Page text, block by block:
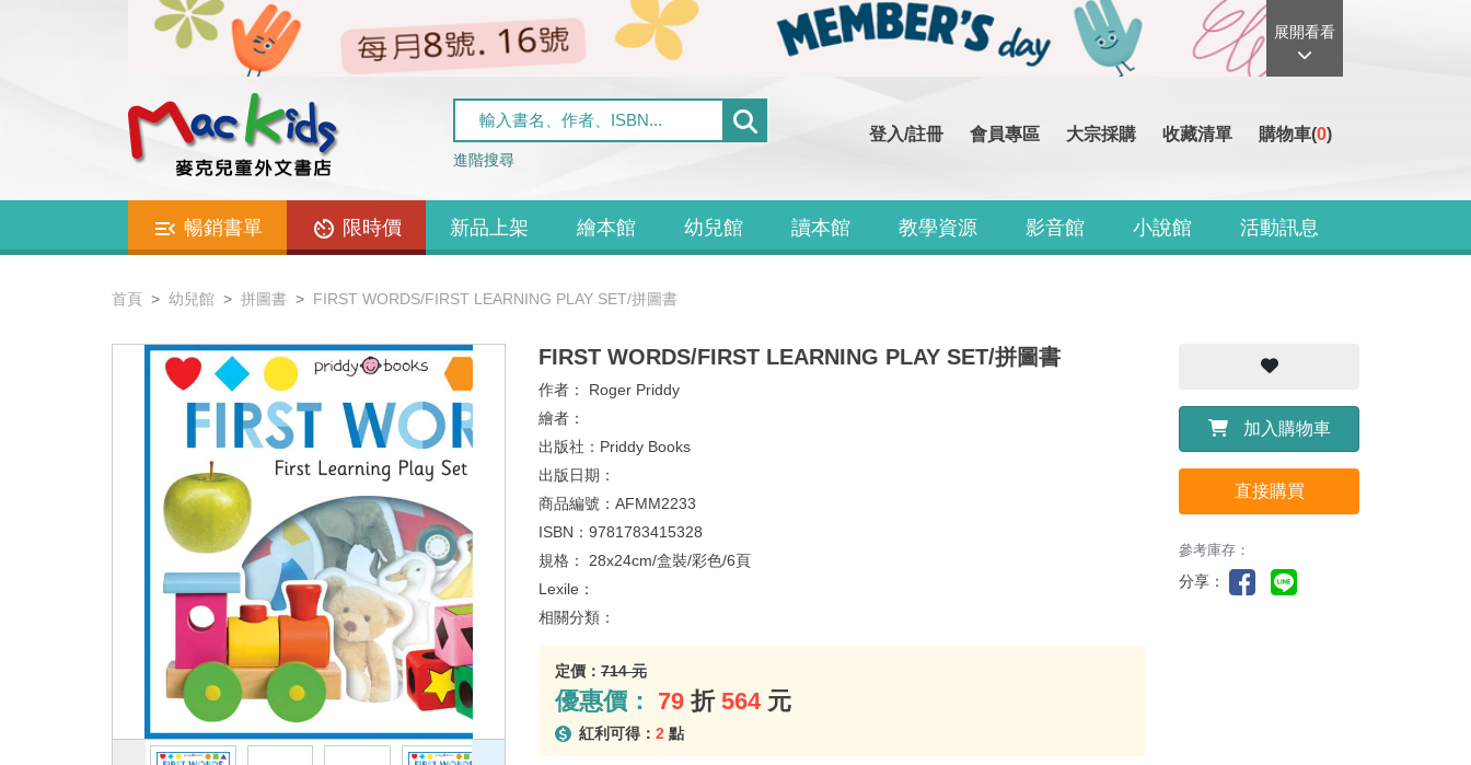
展開看看
進階搜尋
登入/註冊 會員專區 大宗採購 收藏清單 購物車(0)
暢銷書單 限時價 新品上架 繪本館 幼兒館 讀本館 教學資源 影音館 小說館 活動訊息
首頁 幼兒館 拼圖書 FIRST WORDS/FIRST LEARNING PLAY SET/拼圖書
FIRST WORDS/FIRST LEARNING PLAY SET/拼圖書
作者： Roger Priddy
繪者：
出版社： Priddy Books
出版日期：
商品編號： AFMM2233
ISBN： 9781783415328
規格： 28x24cm/盒裝/彩色/6頁
Lexile：
相關分類：
定價： 714 元
優惠價： 79 折 564 元
紅利可得： 2 點
加入購物車
直接購買
參考庫存：
分享：